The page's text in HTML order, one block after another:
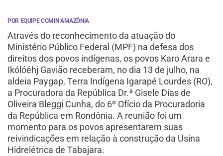
POR EQUIPE COMIN AMAZÔNIA
Através do reconhecimento da atuação do
Ministério Público Federal (MPF) na defesa dos
direitos dos povos indígenas, os povos Karo Arara e
Ikólóéhj Gavião receberam, no dia 13 de julho, na
aldeia Paygap, Terra Indígena Igarapé Lourdes (RO),
a Procuradora da República Dr.ª Gisele Dias de
Oliveira Bleggi Cunha, do 6º Ofício da Procuradoria
da República em Rondônia. A reunião foi um
momento para os povos apresentarem suas
reivindicações em relação à construção da Usina
Hidrelétrica de Tabajara.